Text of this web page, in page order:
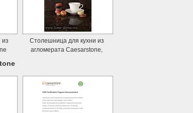
из
Столешница для кухни из
агломерата Caesarstone,